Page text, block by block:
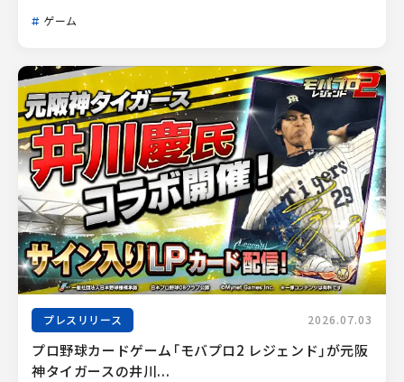
ゲーム
プレスリリース 2026.07.03
プロ野球カードゲーム「モバプロ2 レジェンド」が元阪
神タイガースの井川...